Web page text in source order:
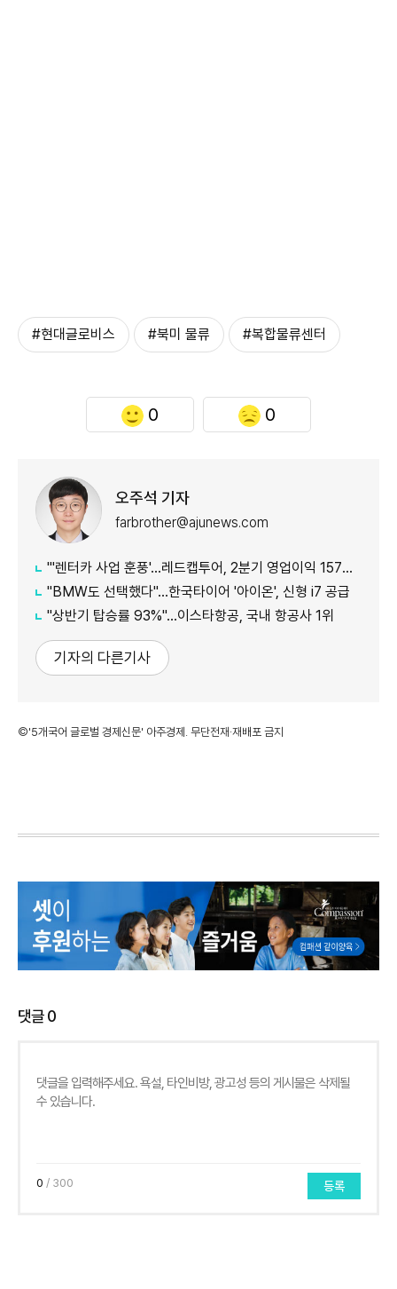
#현대글로비스 #북미 물류 #복합물류센터
0 0
오주석 기자
farbrother@ajunews.com
"'렌터카 사업 훈풍'…레드캡투어, 2분기 영업이익 157억원
"BMW도 선택했다"…한국타이어 '아이온', 신형 i7 공급
"상반기 탑승률 93%"…이스타항공, 국내 항공사 1위
기자의 다른기사
©'5개국어 글로벌 경제신문' 아주경제. 무단전재·재배포 금지
댓글0
0 / 300 등록